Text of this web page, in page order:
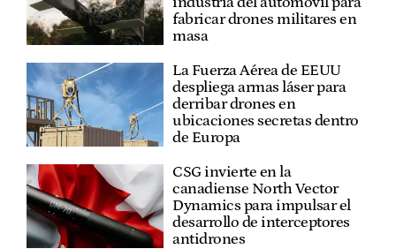
fabricar drones militares en
masa
La Fuerza Aérea de EEUU
despliega armas láser para
derribar drones en
ubicaciones secretas dentro
de Europa
CSG invierte en la
canadiense North Vector
Dynamics para impulsar el
desarrollo de interceptores
antidrones